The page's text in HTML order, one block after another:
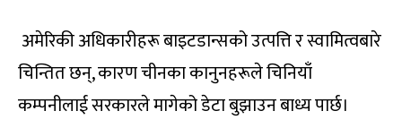
अमेरिकी अधिकारीहरू बाइटडान्सको उत्पत्ति र स्वामित्वबारे
चिन्तित छन्, कारण चीनका कानुनहरूले चिनियाँ
कम्पनीलाई सरकारले मागेको डेटा बुझाउन बाध्य पार्छ।